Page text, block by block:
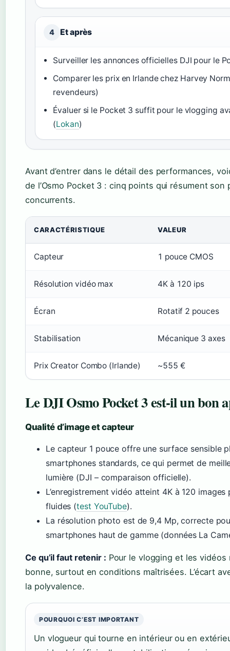
4 Et après
Surveiller les annonces officielles DJI pour le
Comparer les prix en Irlande chez Harvey
revendeurs)
Évaluer si le Pocket 3 suffit pour le vlogging
(Lokan)
Avant d’entrer dans le détail des performances,
de l’Osmo Pocket 3 : cinq points qui résument
concurrents.
CARACTÉRISTIQUE VALEUR
Capteur 1 pouce CMOS
Résolution vidéo max 4K à 120 ips
Écran Rotatif 2 pouces
Stabilisation Mécanique 3 axes
Prix Creator Combo (Irlande) ~555 €
Le DJI Osmo Pocket 3 est-il un bon
Qualité d’image et capteur
Le capteur 1 pouce offre une surface sensible
smartphones standards, ce qui permet de
lumière (DJI – comparaison officielle).
L’enregistrement vidéo atteint 4K à 120
fluides (test YouTube).
La résolution photo est de 9,4 Mp, correcte
smartphones haut de gamme (données La
Ce qu’il faut retenir : Pour le vlogging et les vidéos
bonne, surtout en conditions maîtrisées. L’écart
la polyvalence.
POURQUOI C’EST IMPORTANT
Un vlogueur qui tourne en intérieur ou en